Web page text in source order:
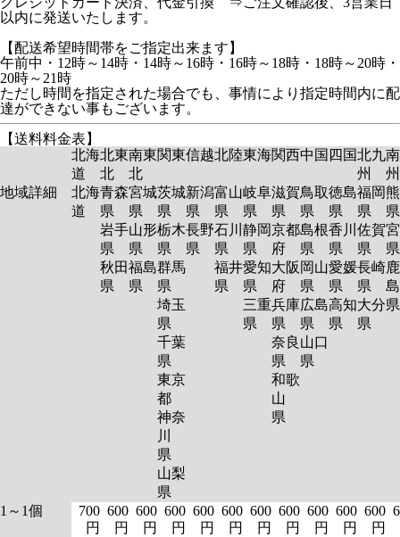
以内に発送いたします。
【配送希望時間帯をご指定出来ます】
午前中・12時～14時・14時～16時・16時～18時・18時～20時・
20時～21時
ただし時間を指定された場合でも、事情により指定時間内に配
達ができない事もございます。
【送料料金表】
北海
道
北東
北
南東
北
関東信越北陸東海関西中国 四国北九
州
州
地域詳細
北海
道
青森
県
岩手
県
秋田
県
宮城
県
山形
県
福島
県
茨城
県
栃木
県
群馬
県
埼玉
県
千葉
県
東京
都
神奈
川
県
山梨
県
新潟
県
長野
県
富山
県
石川
県
福井
県
岐阜
県
静岡
県
愛知
県
三重
県
滋賀
県
京都
府
大阪
府
兵庫
県
奈良
県
和歌
山
県
鳥取
県
島根
県
岡山
県
広島
県
山口
県
徳島
県
香川
県
愛媛
県
高知
県
福岡
県
佐賀
県
長崎
県
大分
県
島
1～1個
700
円
600
円
600
円
600
円
600
円
600
円
600
円
600
円
600
円
600
円
600
円